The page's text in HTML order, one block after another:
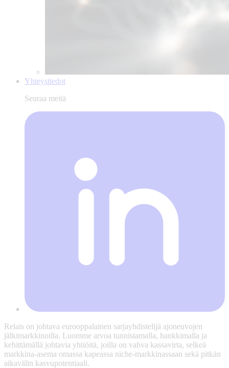
Yhteystiedot
Seuraa meitä
Relais on johtava eurooppalainen sarjayhdistelijä ajoneuvojen
jälkimarkkinoilla. Luomme arvoa tunnistamalla, hankkimalla ja
kehittämällä johtavia yhtiöitä, joilla on vahva kassavirta, selkeä
markkina-asema omassa kapeassa niche-markkinassaan sekä pitkän
aikavälin kasvupotentiaali.